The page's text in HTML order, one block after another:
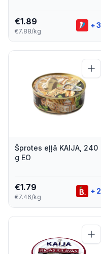
€1.89
€7.88/kg
+3
Šprotes eļļā KAIJA, 240
g EO
€1.79
€7.46/kg
+ 2